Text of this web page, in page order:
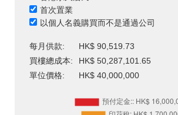
首次置業
以個人名義購買而不是通過公司
每月供款:
HK$ 90,519.73
買樓總成本:
HK$ 50,287,101.65
單位價格:
HK$ 40,000,000